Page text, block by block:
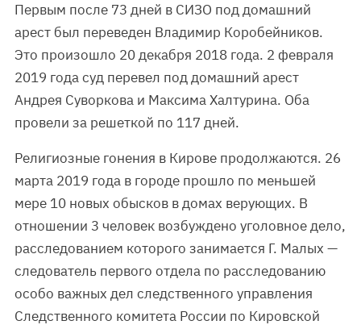
Первым после 73 дней в СИЗО под домашний
арест был переведен Владимир Коробейников.
Это произошло 20 декабря 2018 года. 2 февраля
2019 года суд перевел под домашний арест
Андрея Суворкова и Максима Халтурина. Оба
провели за решеткой по 117 дней.
Религиозные гонения в Кирове продолжаются. 26
марта 2019 года в городе прошло по меньшей
мере 10 новых обысков в домах верующих. В
отношении 3 человек возбуждено уголовное дело,
расследованием которого занимается Г. Малых —
следователь первого отдела по расследованию
особо важных дел следственного управления
Следственного комитета России по Кировской